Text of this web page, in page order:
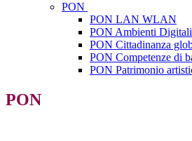
PON
PON LAN WLAN
PON Ambienti Digitali
PON Cittadinanza
PON Competenze di
PON Patrimonio
PON